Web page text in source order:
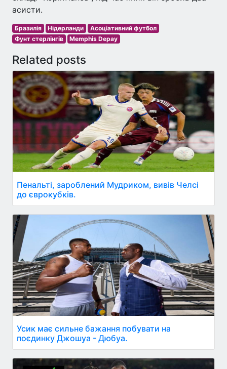
асисти.
Бразилія Нідерланди
Асоціативний футбол
Фунт стерлінгів
Memphis Depay
Related posts
Пенальті, зароблений Мудриком, вивів Челсі
до єврокубків.
Усик має сильне бажання побувати на
поєдинку Джошуа - Дюбуа.